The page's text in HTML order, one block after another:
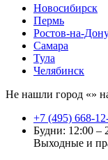
Новосибирск
Пермь
Ростов-на-
Самара
Тула
Челябинск
Не нашли город «»
+7 (495) 668-
Будни: 12:00 –
Выходные и